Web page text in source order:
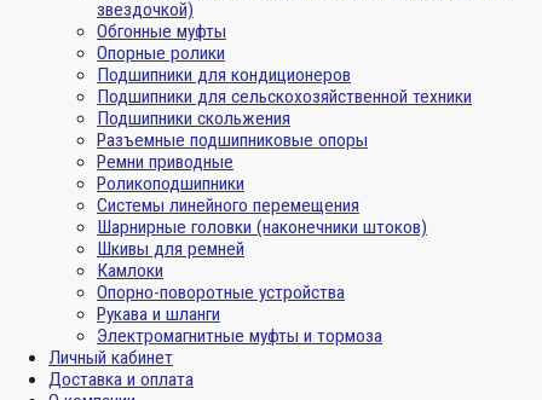
звездочкой)
Обгонные муфты
Опорные ролики
Подшипники для кондиционеров
Подшипники для сельскохозяйственной техники
Подшипники скольжения
Разъемные подшипниковые опоры
Ремни приводные
Роликоподшипники
Системы линейного перемещения
Шарнирные головки (наконечники штоков)
Шкивы для ремней
Камлоки
Опорно-поворотные устройства
Рукава и шланги
Электромагнитные муфты и тормоза
Личный кабинет
Доставка и оплата